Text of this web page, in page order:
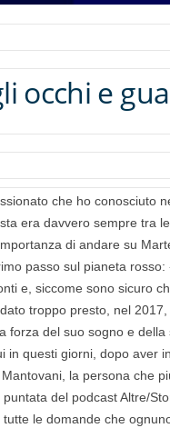
occhi e
che ho conosciuto
era davvero sempre tra
di andare su
passo sul pianeta
e, siccome sono sicuro
troppo presto, nel
forza del suo sogno e
in questi giorni, dopo aver
Mantovani, la persona che
del podcast Altre/
le domande che